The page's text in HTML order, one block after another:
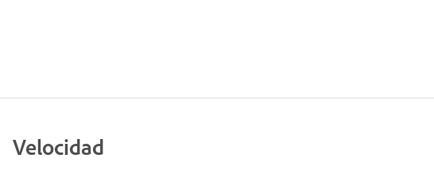
Velocidad